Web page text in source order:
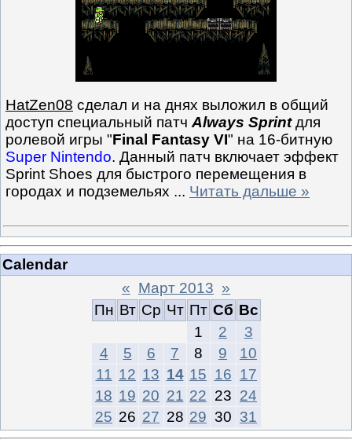
HatZen08 сделал и на днях выложил в общий
доступ специальный патч Always Sprintдля
ролевой игры "Final Fantasy VI" на 16-битную
Super Nintendo. Данный патч включает эффект
Sprint Shoes для быстрого перемещения в
городах и подземельях ... Читать дальше »
Calendar
« Март 2013 »
Пн Вт Ср Чт Пт Сб Вс
1
2
3
4
5 6 7 8 9
10
11 12 13 14 15 16 17
18 19 20 21 22 23 24
25 26 27 28 29 30 31